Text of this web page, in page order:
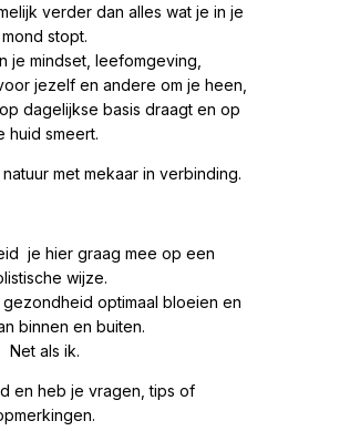
verder dan alles wat je in je
mond stopt.
je mindset, leefomgeving,
jezelf en andere om je heen,
dagelijkse basis draagt en op
huid smeert.
met mekaar in verbinding.
je hier graag mee op een
wijze.
gezondheid optimaal bloeien en
binnen en buiten.
Net als ik.
en heb je vragen, tips of